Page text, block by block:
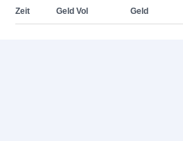
Zeit Geld Vol Geld